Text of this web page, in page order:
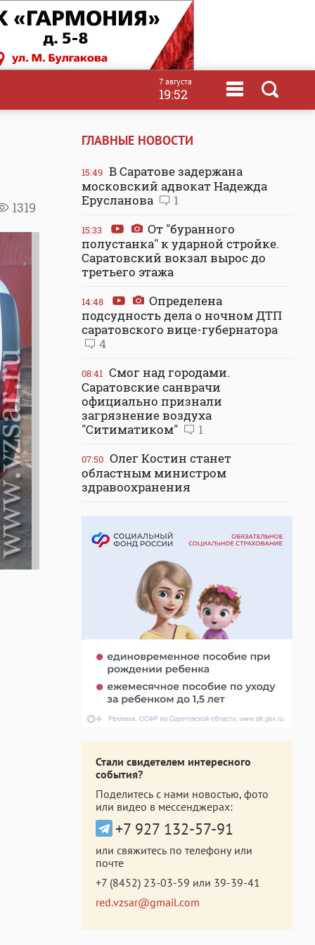
7 августа
19:52
1319
ГЛАВНЫЕ НОВОСТИ
15:49 В Саратове задержана
московский адвокат Надежда
Ерусланова
1
15:33
От "буранного
полустанка" к ударной стройке.
Саратовский вокзал вырос до
третьего этажа
14:48
Определена
подсудность дела о ночном ДТП
саратовского вице-губернатора
4
08:41 Смог над городами.
Саратовские санврачи
официально признали
загрязнение воздуха
"Ситиматиком"
1
07:50 Олег Костин станет
областным министром
здравоохранения
Стали свидетелем интересного
события?
Поделитесь с нами новостью, фото
или видео в мессенджерах:
+7 927 132-57-91
или свяжитесь по телефону или
почте
+7 (8452) 23-03-59 или 39-39-41
red.vzsar@gmail.com